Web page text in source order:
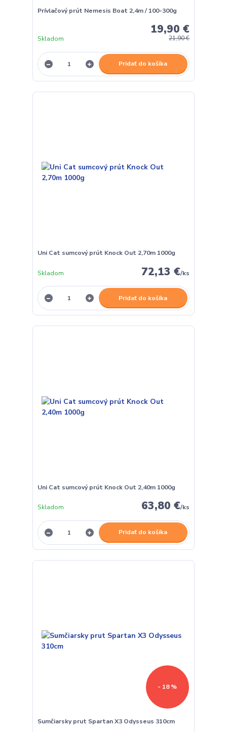
Prívlačový prút Nemesis Boat 2,4m / 100-300g
21,90 €
19,90 €
Skladom
Pridať do košíka
Uni Cat sumcový prút Knock Out 2,70m 1000g
72,13 €/ks
Skladom
Pridať do košíka
Uni Cat sumcový prút Knock Out 2,40m 1000g
63,80 €/ks
Skladom
Pridať do košíka
- 18 %
Sumčiarsky prut Spartan X3 Odysseus 310cm